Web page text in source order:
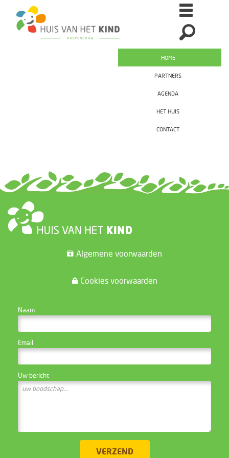
HOME
PARTNERS
AGENDA
HET HUIS
CONTACT
Algemene voorwaarden
Cookies voorwaarden
Naam
Email
Uw bericht
VERZEND